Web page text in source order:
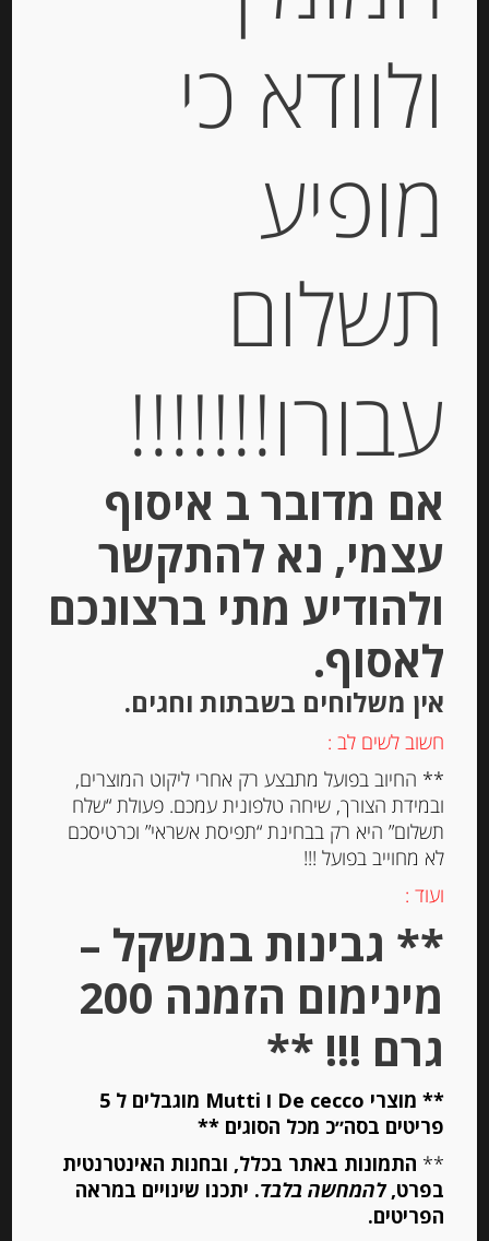
₪39.00
הוספה לסל
גבינה טריה למריחה “מאדאם לואיק”
בסגנון טבעי עם מלח אטלנטי 24%
שומן MADAME LOÏK
יחידות
הוספה לסל
Out of
Stock
ולוודא כי
מופיע
תשלום
עבורו!!!!!!!
אם מדובר ב איסוף
עצמי, נא להתקשר
ולהודיע מתי ברצונכם
לאסוף.
אין משלוחים בשבתות וחגים.
חשוב לשים לב :
** החיוב בפועל מתבצע רק אחרי ליקוט המוצרים,
ובמידת הצורך, שיחה טלפונית עמכם. פעולת “שלח
תשלום” היא רק בבחינת “תפיסת אשראי” וכרטיסכם
לא מחוייב בפועל !!!
ועוד :
** גבינות במשקל –
מינימום הזמנה 200
גרם !!! **
** מוצרי De cecco ו Mutti מוגבלים ל 5
פריטים בסה״כ מכל הסוגים **
** התמונות באתר בכלל, ובחנות האינטרנטית
בפרט,להמחשה בלבד. יתכנו שינויים במראה
הפריטים.